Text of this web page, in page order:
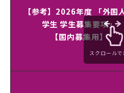
【参考】2026年度 「外国
学生 学生募集要項」
【国内募集用】
スクロールで